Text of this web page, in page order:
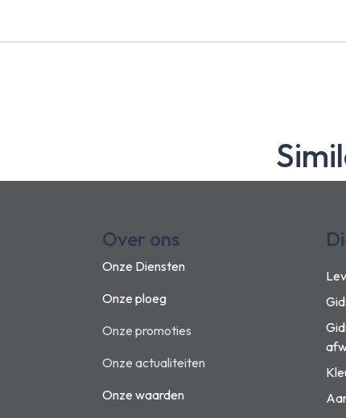
Over ons
Onze Diensten
Onze ploeg
Onze promoties
Onze actualiteiten
Onze waarden